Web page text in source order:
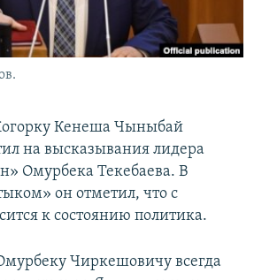
Кенеша Чыныбай
на высказывания лидера
Омурбека Текебаева. В
он отметил, что с
к состоянию политика.
Чиркешовичу всегда